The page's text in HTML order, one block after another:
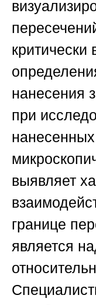
критически
нанесения
при
выявляет
границе
является